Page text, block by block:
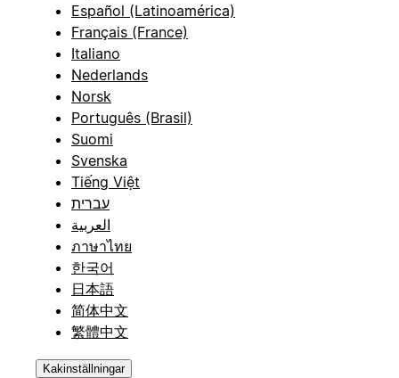
Español (Latinoamérica)
Français (France)
Italiano
Nederlands
Norsk
Português (Brasil)
Suomi
Svenska
Tiếng Việt
עברית
العربية
ภาษาไทย
한국어
日本語
简体中文
繁體中文
Kakinställningar